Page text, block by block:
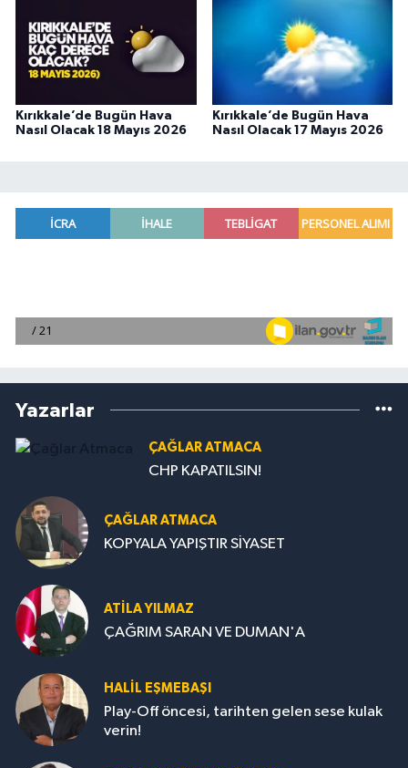
Kırıkkale’de Bugün Hava
Nasıl Olacak 18 Mayıs 2026
Kırıkkale’de Bugün Hava
Nasıl Olacak 17 Mayıs 2026
Yazarlar
ÇAĞLAR ATMACA
CHP KAPATILSIN!
ÇAĞLAR ATMACA
KOPYALA YAPIŞTIR SİYASET
ATILA YILMAZ
ÇAĞRIM SARAN VE DUMAN'A
HALIL EŞMEBAŞI
Play-Off öncesi, tarihten gelen sese kulak
verin!